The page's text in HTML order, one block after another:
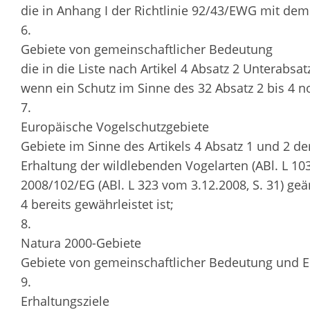
die in Anhang I der Richtlinie 92/43/EWG mit
6.
Gebiete von gemeinschaftlicher Bedeutung
die in die Liste nach Artikel 4 Absatz 2
wenn ein Schutz im Sinne des 32 Absatz 2 bis 4
7.
Europäische Vogelschutzgebiete
Gebiete im Sinne des Artikels 4 Absatz 1 und 2
Erhaltung der wildlebenden Vogelarten (ABl. L
2008/102/EG (ABl. L 323 vom 3.12.2008, S. 31)
4 bereits gewährleistet ist;
8.
Natura 2000-Gebiete
Gebiete von gemeinschaftlicher Bedeutung und
9.
Erhaltungsziele